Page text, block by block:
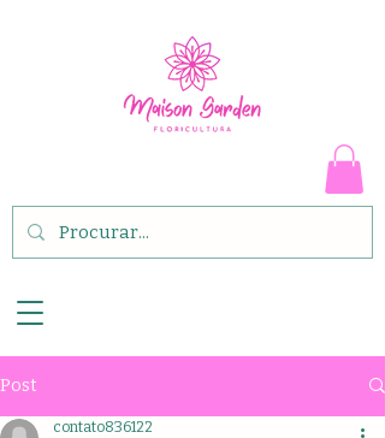
Post
contato836122